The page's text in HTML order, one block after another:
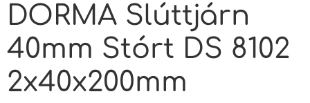
DORMA Slúttjárn
40mm Stórt DS 8102
2x40x200mm